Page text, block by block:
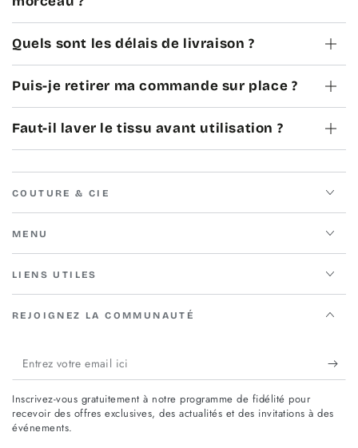
Quels sont les délais de livraison ?
Puis-je retirer ma commande sur place ?
Faut-il laver le tissu avant utilisation ?
COUTURE & CIE
MENU
LIENS UTILES
REJOIGNEZ LA COMMUNAUTÉ
Entrez
votre
email
ici
Inscrivez-vous gratuitement à notre programme de fidélité pour
recevoir des offres exclusives, des actualités et des invitations à des
événements.